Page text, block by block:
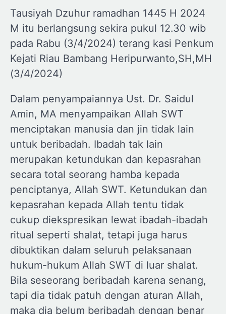
Tausiyah Dzuhur ramadhan 1445 H 2024
M itu berlangsung sekira pukul 12.30 wib
pada Rabu (3/4/2024) terang kasi Penkum
Kejati Riau Bambang Heripurwanto,SH,MH
(3/4/2024)
Dalam penyampaiannya Ust. Dr. Saidul
Amin, MA menyampaikan Allah SWT
menciptakan manusia dan jin tidak lain
untuk beribadah. Ibadah tak lain
merupakan ketundukan dan kepasrahan
secara total seorang hamba kepada
penciptanya, Allah SWT. Ketundukan dan
kepasrahan kepada Allah tentu tidak
cukup diekspresikan lewat ibadah-ibadah
ritual seperti shalat, tetapi juga harus
dibuktikan dalam seluruh pelaksanaan
hukum-hukum Allah SWT di luar shalat.
Bila seseorang beribadah karena senang,
tapi dia tidak patuh dengan aturan Allah,
maka dia belum beribadah dengan benar